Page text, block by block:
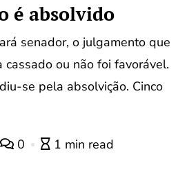
é absolvido
senador, o julgamento que
cassado ou não foi favorável.
se pela absolvição. Cinco
0 1 min read